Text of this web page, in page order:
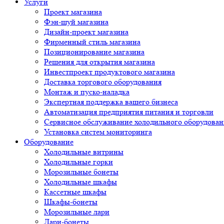
Проект магазина
Фэн-шуй магазина
Дизайн-проект магазина
Фирменный стиль магазина
Позиционирование магазина
Решения для открытия магазина
Инвестпроект продуктового магазина
Доставка торгового оборудования
Монтаж и пуско-наладка
Экспертная поддержка вашего бизнеса
Автоматизация предприятия питания и торговли
Сервисное обслуживание холодильного
Установка систем мониторинга
Оборудование
Холодильные витрины
Холодильные горки
Морозильные бонеты
Холодильные шкафы
Кассетные шкафы
Шкафы-бонеты
Морозильные лари
Лари-бонеты